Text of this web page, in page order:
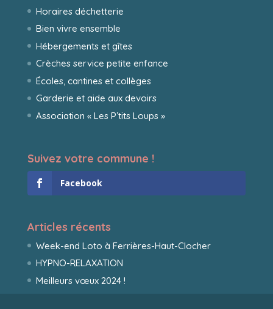
Horaires déchetterie
Bien vivre ensemble
Hébergements et gîtes
Crèches service petite enfance
Écoles, cantines et collèges
Garderie et aide aux devoirs
Association « Les P’tits Loups »
Suivez votre commune !
Facebook
Articles récents
Week-end Loto à Ferrières-Haut-Clocher
HYPNO-RELAXATION
Meilleurs vœux 2024 !